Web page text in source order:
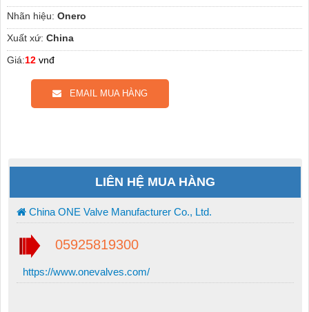
Nhãn hiệu: Onero
Xuất xứ: China
Giá:12 vnđ
EMAIL MUA HÀNG
LIÊN HỆ MUA HÀNG
China ONE Valve Manufacturer Co., Ltd.
05925819300
https://www.onevalves.com/